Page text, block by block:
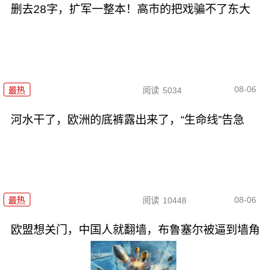
删去28字，扩军一整本！高市的把戏骗不了东大
最热 阅读 5034 08-06
河水干了，欧洲的底裤露出来了，“生命线”告急
最热 阅读 10448 08-06
欧盟想关门，中国人就翻墙，布鲁塞尔被逼到墙角